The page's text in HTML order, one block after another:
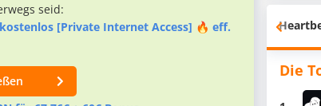
seid:
[Private Internet Access] 🔥 eff.
Die